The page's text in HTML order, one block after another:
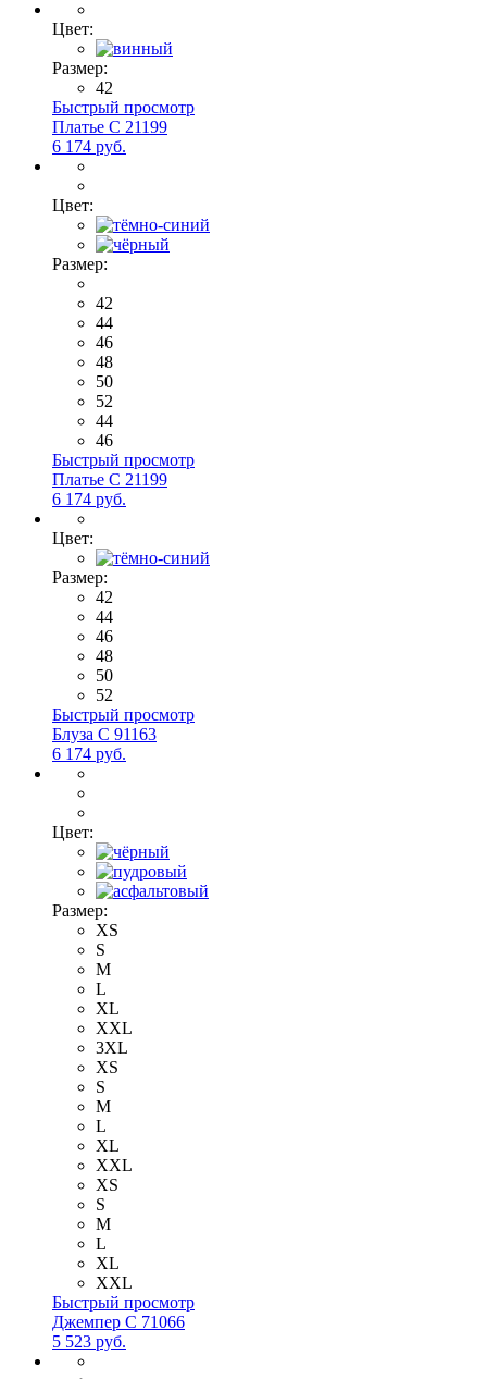
Цвет:
Размер:
42
Быстрый просмотр
Платье С 21199
6 174 руб.
Цвет:
Размер:
42
44
46
48
50
52
44
46
Быстрый просмотр
Платье С 21199
6 174 руб.
Цвет:
Размер:
42
44
46
48
50
52
Быстрый просмотр
Блуза С 91163
6 174 руб.
Цвет:
Размер:
XS
S
M
L
XL
XXL
3XL
XS
S
M
L
XL
XXL
XS
S
M
L
XL
XXL
Быстрый просмотр
Джемпер С 71066
5 523 руб.